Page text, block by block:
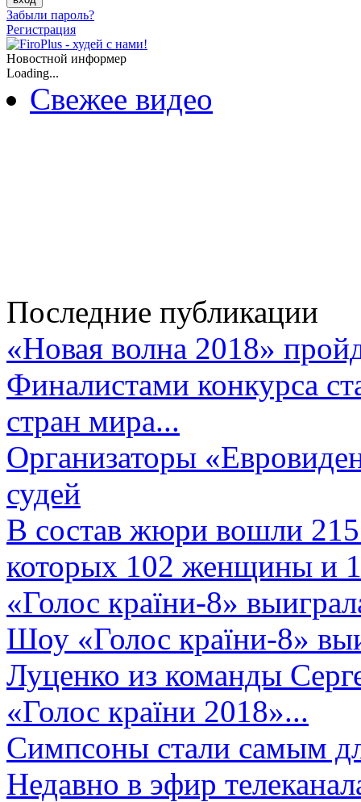
Забыли пароль?
Регистрация
Новостной информер
Loading...
Свежее видео
Последние публикации
«Новая волна 2018»
Финалистами конкурса
стран мира...
Организаторы
судей
В состав жюри вошли 215
которых 102 женщины и
«Голос країни-8»
Шоу «Голос країни-8»
Луценко из команды
«Голос країни 2018»...
Симпсоны стали самым
Недавно в эфир